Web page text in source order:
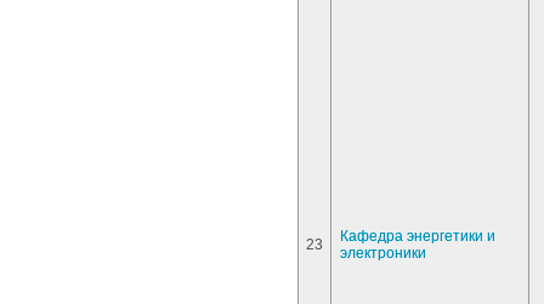
23
Кафедра энергетики и
электроники